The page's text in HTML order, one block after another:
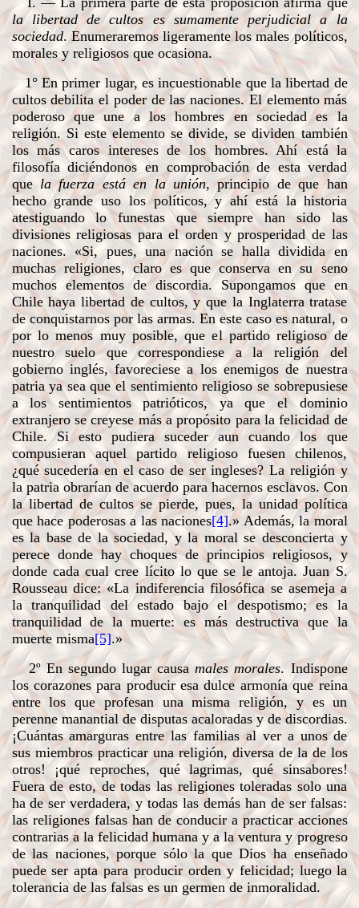
la libertad de cultos es sumamente perjudicial a la
sociedad. Enumeraremos ligeramente los males políticos,
morales y religiosos que ocasiona.
1° En primer lugar, es incuestionable que la libertad de
cultos debilita el poder de las naciones. El elemento más
poderoso que une a los hombres en sociedad es la
religión. Si este elemento se divide, se dividen también
los más caros intereses de los hombres. Ahí está la
filosofía diciéndonos en comprobación de esta verdad
que la fuerza está en la unión, principio de que han
hecho grande uso los políticos, y ahí está la historia
atestiguando lo funestas que siempre han sido las
divisiones religiosas para el orden y prosperidad de las
naciones. «Si, pues, una nación se halla dividida en
muchas religiones, claro es que conserva en su seno
muchos elementos de discordia. Supongamos que en
Chile haya libertad de cultos, y que la Inglaterra tratase
de conquistarnos por las armas. En este caso es natural, o
por lo menos muy posible, que el partido religioso de
nuestro suelo que correspondiese a la religión del
gobierno inglés, favoreciese a los enemigos de nuestra
patria ya sea que el sentimiento religioso se sobrepusiese
a los sentimientos patrióticos, ya que el dominio
extranjero se creyese más a propósito para la felicidad de
Chile. Si esto pudiera suceder aun cuando los que
compusieran aquel partido religioso fuesen chilenos,
¿qué sucedería en el caso de ser ingleses? La religión y
la patria obrarían de acuerdo para hacernos esclavos. Con
la libertad de cultos se pierde, pues, la unidad política
que hace poderosas a las naciones[4].» Además, la moral
es la base de la sociedad, y la moral se desconcierta y
perece donde hay choques de principios religiosos, y
donde cada cual cree lícito lo que se le antoja. Juan S.
Rousseau dice: «La indiferencia filosófica se asemeja a
la tranquilidad del estado bajo el despotismo; es la
tranquilidad de la muerte: es más destructiva que la
muerte misma[5].»
2º En segundo lugar causamales morales. Indispone
los corazones para producir esa dulce armonía que reina
entre los que profesan una misma religión, y es un
perenne manantial de disputas acaloradas y de discordias.
¡Cuántas amarguras entre las familias al ver a unos de
sus miembros practicar una religión, diversa de la de los
otros! ¡qué reproches, qué lagrimas, qué sinsabores!
Fuera de esto, de todas las religiones toleradas solo una
ha de ser verdadera, y todas las demás han de ser falsas:
las religiones falsas han de conducir a practicar acciones
contrarias a la felicidad humana y a la ventura y progreso
de las naciones, porque sólo la que Dios ha enseñado
puede ser apta para producir orden y felicidad; luego la
tolerancia de las falsas es un germen de inmoralidad.